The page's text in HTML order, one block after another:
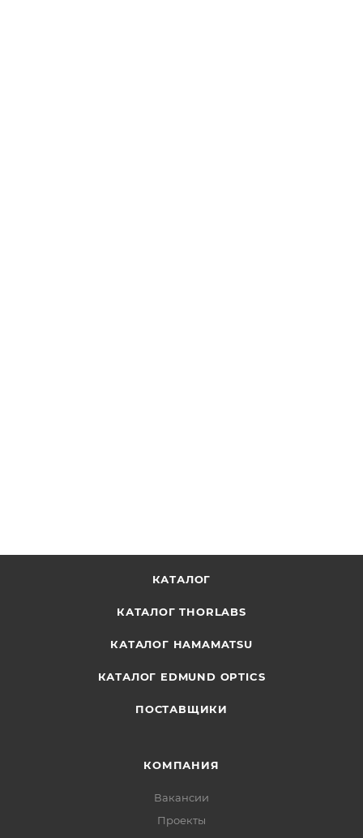
КАТАЛОГ
КАТАЛОГ THORLABS
КАТАЛОГ HAMAMATSU
КАТАЛОГ EDMUND OPTICS
ПОСТАВЩИКИ
КОМПАНИЯ
Вакансии
Проекты